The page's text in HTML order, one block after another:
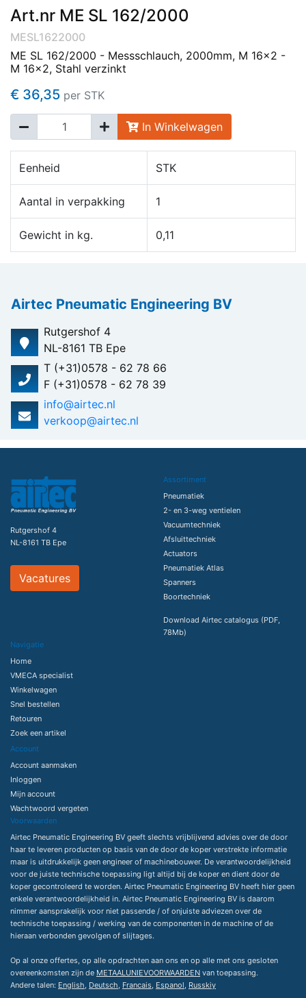
Art.nr ME SL 162/2000
MESL1622000
ME SL 162/2000 - Messschlauch, 2000mm, M 16x2 -
M 16x2, Stahl verzinkt
€ 36,35 per STK
In Winkelwagen
Eenheid STK
Aantal in verpakking 1
Gewicht in kg. 0,11
Airtec Pneumatic Engineering BV
Rutgershof 4
NL-8161 TB Epe
T (+31)0578 - 62 78 66
F (+31)0578 - 62 78 39
info@airtec.nl
verkoop@airtec.nl
Rutgershof 4
NL-8161 TB Epe
Vacatures
Assortiment
Pneumatiek
2- en 3-weg ventielen
Vacuumtechniek
Afsluittechniek
Actuators
Pneumatiek Atlas
Spanners
Boortechniek
Download Airtec catalogus (PDF,
78Mb)
Navigatie
Home
VMECA specialist
Winkelwagen
Snel bestellen
Retouren
Zoek een artikel
Account
Account aanmaken
Inloggen
Mijn account
Wachtwoord vergeten
Voorwaarden
Airtec Pneumatic Engineering BV geeft slechts vrijblijvend advies over de door
haar te leveren producten op basis van de door de koper verstrekte informatie
maar is uitdrukkelijk geen engineer of machinebouwer. De verantwoordelijkheid
voor de juiste technische toepassing ligt altijd bij de koper en dient door de
koper gecontroleerd te worden. Airtec Pneumatic Engineering BV heeft hier geen
enkele verantwoordelijkheid in. Airtec Pneumatic Engineering BV is daarom
nimmer aansprakelijk voor niet passende / of onjuiste adviezen over de
technische toepassing / werking van de componenten in de machine of de
hieraan verbonden gevolgen of slijtages.
Op al onze offertes, op alle opdrachten aan ons en op alle met ons gesloten
overeenkomsten zijn de METAALUNIEVOORWAARDEN van toepassing.
Andere talen: English, Deutsch, Francais, Espanol, Russkiy